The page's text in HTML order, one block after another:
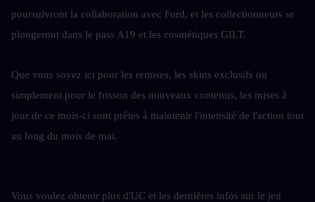
poursuivront la collaboration avec Ford, et les collectionneurs se
plongeront dans le pass A19 et les cosmétiques GILT.
Que vous soyez ici pour les remises, les skins exclusifs ou
simplement pour le frisson des nouveaux contenus, les mises à
jour de ce mois-ci sont prêtes à maintenir l'intensité de l'action tout
au long du mois de mai.
Vous voulez obtenir plus d'UC et les dernières infos sur le jeu